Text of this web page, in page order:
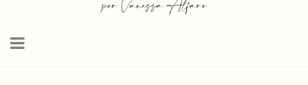
Toggle